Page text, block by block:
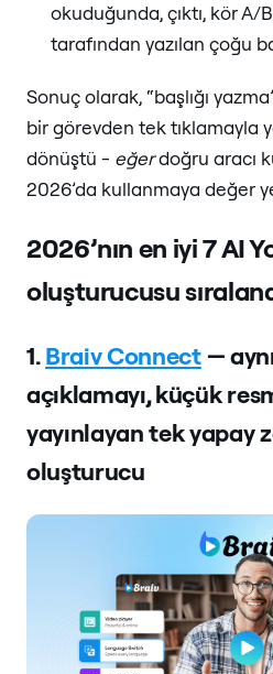
okuduğunda, çıktı, kör
tarafından yazılan çoğu
Sonuç olarak, “başlığı
bir görevden tek tıklamayla
dönüştü - eğerdoğru aracı
2026’da kullanmaya değer
2026’nın en iyi 7 AI
oluşturucusu
1.Braiv Connect—
açıklamayı, küçük
yayınlayan tek yapay
oluşturucu